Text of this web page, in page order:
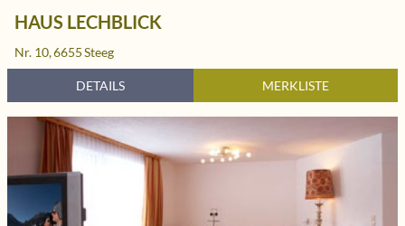
HAUS LECHBLICK
Nr. 10,6655Steeg
DETAILS MERKLISTE